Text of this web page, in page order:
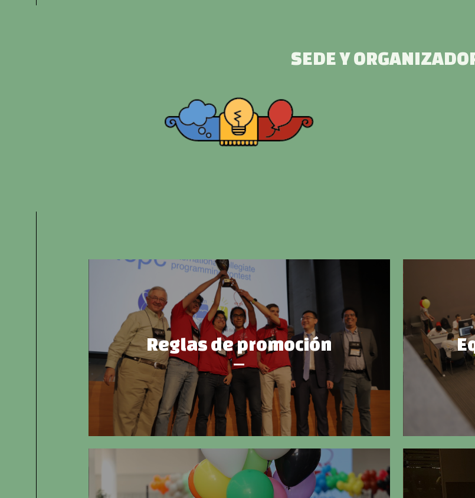
SEDE Y
Reglas de promoción